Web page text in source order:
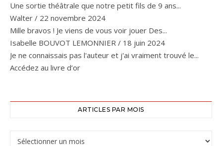
Une sortie théâtrale que notre petit fils de 9 ans...
Walter / 22 novembre 2024
Mille bravos ! Je viens de vous voir jouer Des...
Isabelle BOUVOT LEMONNIER / 18 juin 2024
Je ne connaissais pas l'auteur et j'ai vraiment trouvé le...
Accédez au livre d’or
ARTICLES PAR MOIS